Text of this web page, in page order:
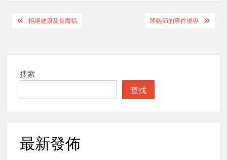
Post拒絕健康及長壽福 降臨節的事件視界
搜索
查找
最新發佈